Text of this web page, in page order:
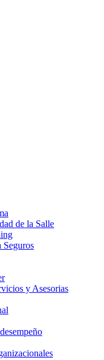
de la Salle
Seguros
y Asesorias